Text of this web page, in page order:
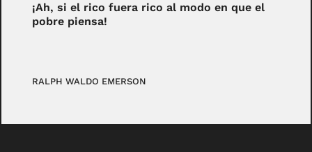
¡Ah, si el rico fuera rico al modo en que el
pobre piensa!
RALPH WALDO EMERSON